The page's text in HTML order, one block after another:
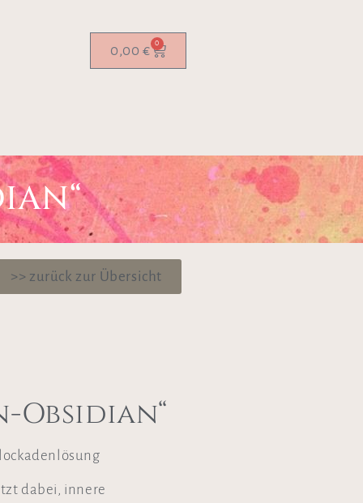
0,00 € 0
>> zurück zur Übersicht
Obsidian“
dabei, innere